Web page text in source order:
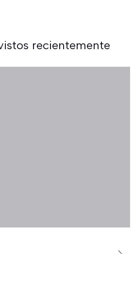
recientemente